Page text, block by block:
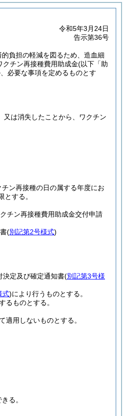
令和5年3月24日
告示第36号
負担の軽減を図るため、造血細
チン再接種費用助成金(以下「助
必要な事項を定めるものとす
は消失したことから、ワクチン
チン再接種の日の属する年度にお
する。
チン再接種費用助成金交付申請
(別記第2号様式)
決定及び確定通知書(別記第3号様
式)により行うものとする。
るものとする。
用しないものとする。
る。